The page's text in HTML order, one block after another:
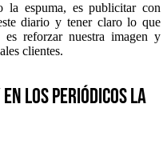
espuma, es publicitar con
diario y tener claro lo que
es reforzar nuestra imagen y
clientes.
los periódicos la